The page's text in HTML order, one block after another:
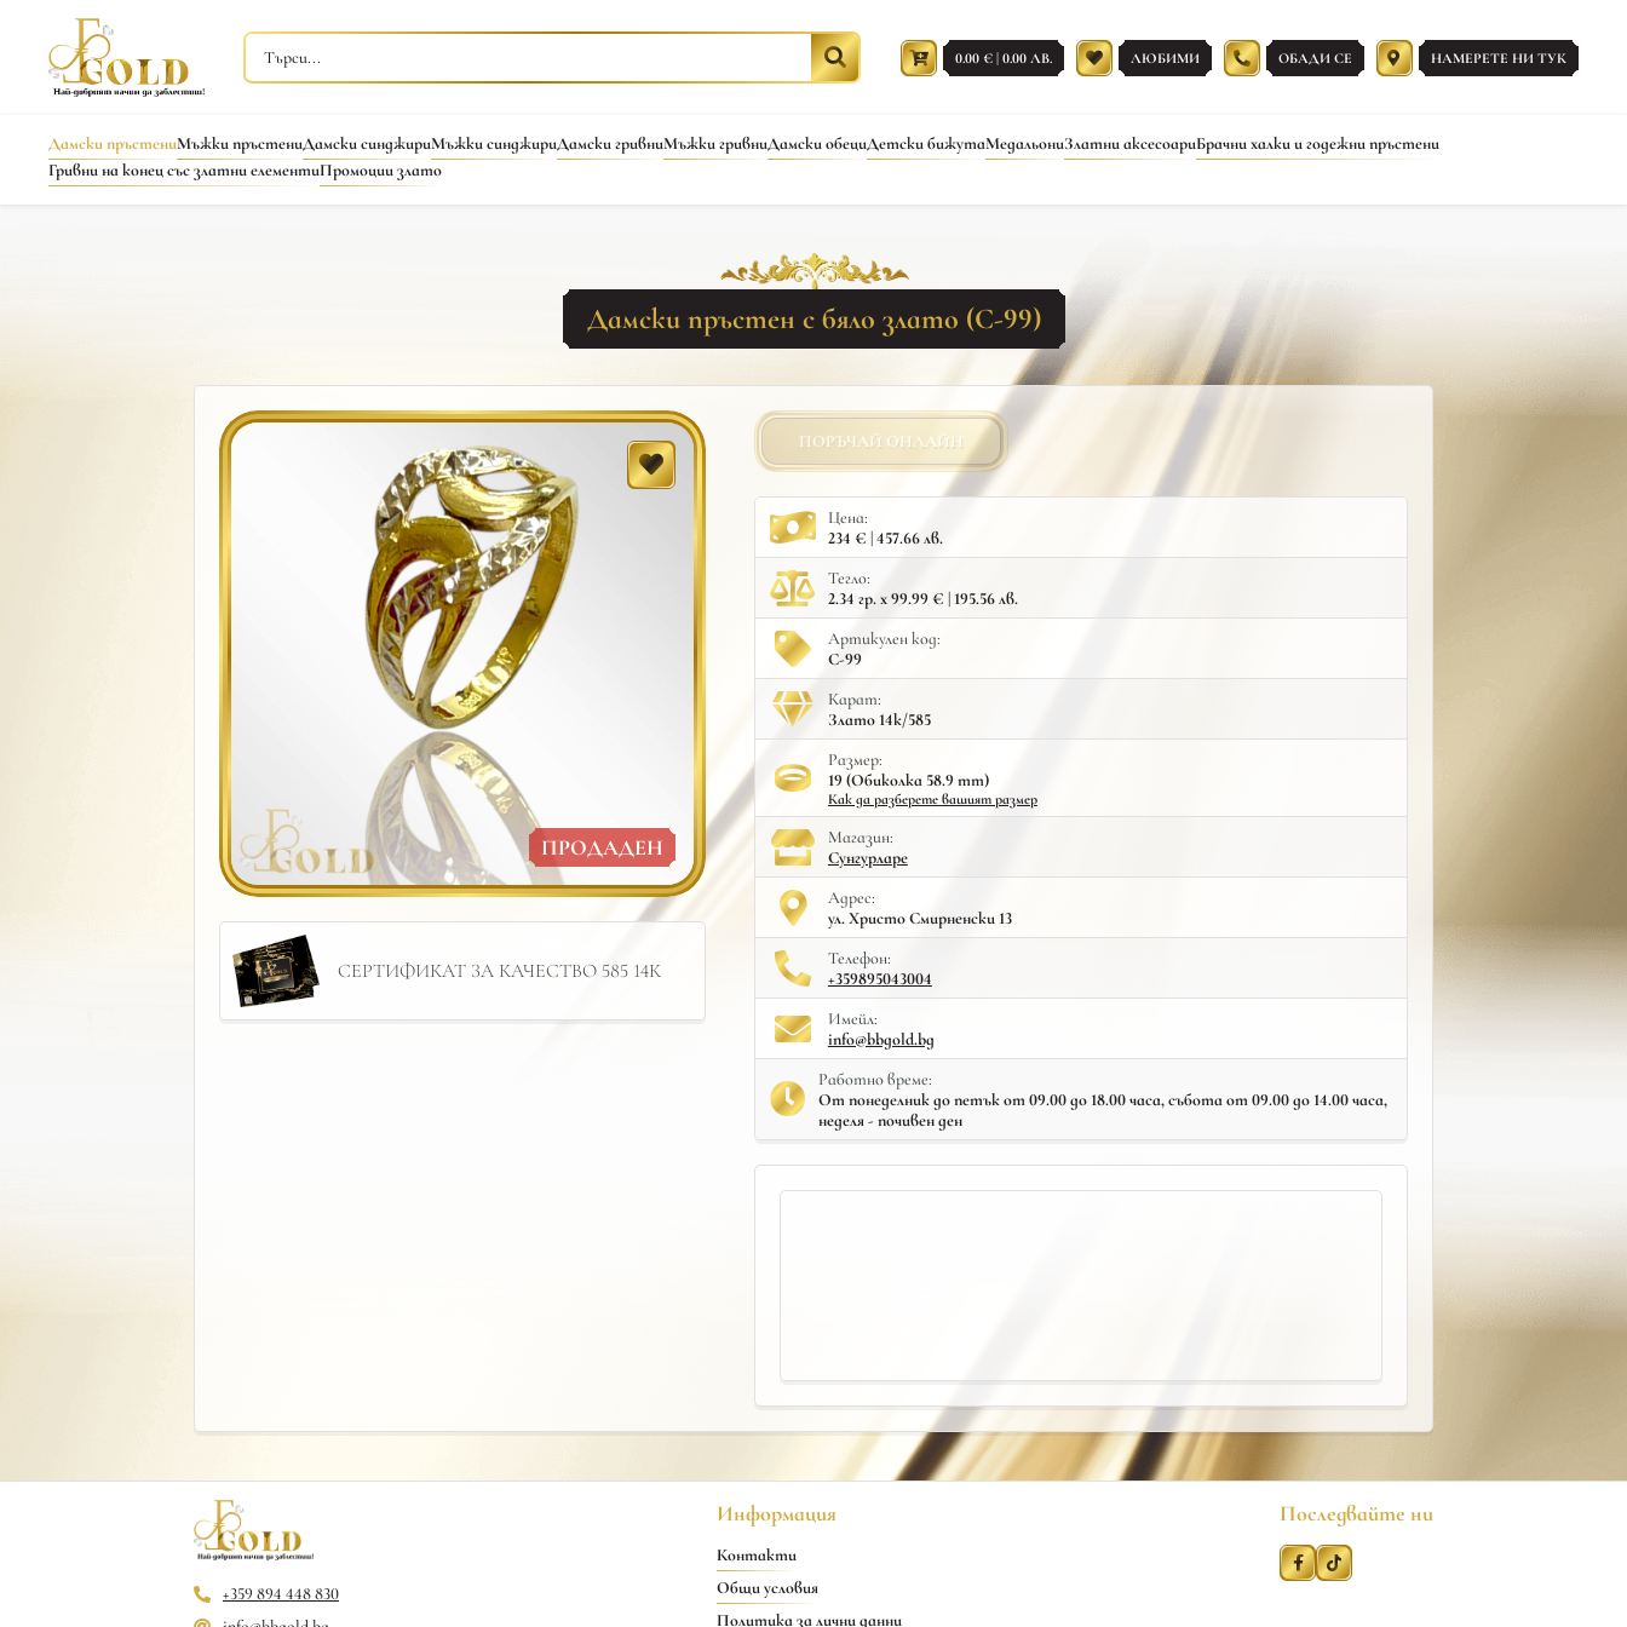
0.00 € | 0.00 ЛВ. ЛЮБИМИ ОБАДИ СЕ НАМЕРЕТЕ НИ ТУК
Дамски пръстениМъжки пръстениДамски синджириМъжки синджириДамски гривниМъжки гривниДамски обециДетски бижутаМедальониЗлатни аксесоариБрачни халки и годежни пръстени
Гривни на конец със златни елементиПромоции злато
Дамски пръстен с бяло злато (С-99)
ПРОДАДЕН
СЕРТИФИКАТ ЗА КАЧЕСТВО 585 14К
ПОРЪЧАЙ ОНЛАЙН
Цена:
234 € | 457.66 лв.
Тегло:
2.34 гр. x 99.99 € | 195.56 лв.
Артикулен код:
С-99
Карат:
Злато 14к/585
Размер:
19 (Обиколка 58.9 mm)
Как да разберете вашият размер
Mагазин:
Сунгурларе
Адрес:
ул. Христо Смирненски 13
Телефон:
+359895043004
Имейл:
info@bbgold.bg
Работно време:
От понеделник до петък от 09.00 до 18.00 часа, събота от 09.00 до 14.00 часа,
неделя - почивен ден
+359 894 448 830
Информация
Контакти
Общи условия
Политика за лични данни
Последвайте ни